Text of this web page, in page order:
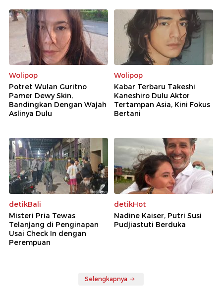
Wolipop
Potret Wulan Guritno
Pamer Dewy Skin,
Bandingkan Dengan Wajah
Aslinya Dulu
Wolipop
Kabar Terbaru Takeshi
Kaneshiro Dulu Aktor
Tertampan Asia, Kini Fokus
Bertani
detikBali
Misteri Pria Tewas
Telanjang di Penginapan
Usai Check In dengan
Perempuan
detikHot
Nadine Kaiser, Putri Susi
Pudjiastuti Berduka
Selengkapnya